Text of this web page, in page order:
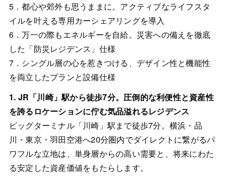
5．都心や郊外も思うままに。アクティブなライフスタ
イルを叶える専用カーシェアリングを導入
6．万一の際もエネルギーを自給。災害への備えを徹底
した「防災レジデンス」仕様
7．シングル層の心を惹きつける、デザイン性と機能性
を両立したプランと設備仕様
1. JR「川崎」駅から徒歩7分。圧倒的な利便性と資産性
を誇るロケーションに佇む気品溢れるレジデンス
ビッグターミナル「川崎」駅まで徒歩7分。横浜・品
川・東京・羽田空港へ20分圏内でダイレクトに繋がるパ
ワフルな立地は、単身層からの高い需要と、将来にわた
る安定した資産価値をもたらします。